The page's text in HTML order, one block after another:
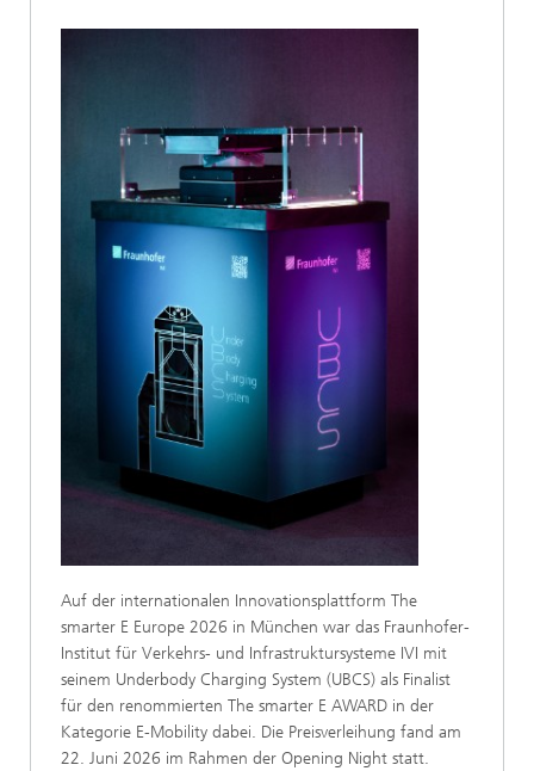
Auf der internationalen Innovationsplattform The
smarter E Europe 2026 in München war das Fraunhofer-
Institut für Verkehrs- und Infrastruktursysteme IVI mit
seinem Underbody Charging System (UBCS) als Finalist
für den renommierten The smarter E AWARD in der
Kategorie E-Mobility dabei. Die Preisverleihung fand am
22. Juni 2026 im Rahmen der Opening Night statt.